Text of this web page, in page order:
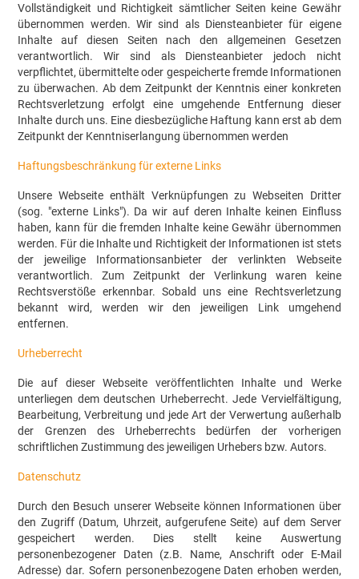
Vollständigkeit und Richtigkeit sämtlicher Seiten keine Gewähr
übernommen werden. Wir sind als Diensteanbieter für eigene
Inhalte auf diesen Seiten nach den allgemeinen Gesetzen
verantwortlich. Wir sind als Diensteanbieter jedoch nicht
verpflichtet, übermittelte oder gespeicherte fremde Informationen
zu überwachen. Ab dem Zeitpunkt der Kenntnis einer konkreten
Rechtsverletzung erfolgt eine umgehende Entfernung dieser
Inhalte durch uns. Eine diesbezügliche Haftung kann erst ab dem
Zeitpunkt der Kenntniserlangung übernommen werden
Haftungsbeschränkung für externe Links
Unsere Webseite enthält Verknüpfungen zu Webseiten Dritter
(sog. "externe Links"). Da wir auf deren Inhalte keinen Einfluss
haben, kann für die fremden Inhalte keine Gewähr übernommen
werden. Für die Inhalte und Richtigkeit der Informationen ist stets
der jeweilige Informationsanbieter der verlinkten Webseite
verantwortlich. Zum Zeitpunkt der Verlinkung waren keine
Rechtsverstöße erkennbar. Sobald uns eine Rechtsverletzung
bekannt wird, werden wir den jeweiligen Link umgehend
entfernen.
Urheberrecht
Die auf dieser Webseite veröffentlichten Inhalte und Werke
unterliegen dem deutschen Urheberrecht. Jede Vervielfältigung,
Bearbeitung, Verbreitung und jede Art der Verwertung außerhalb
der Grenzen des Urheberrechts bedürfen der vorherigen
schriftlichen Zustimmung des jeweiligen Urhebers bzw. Autors.
Datenschutz
Durch den Besuch unserer Webseite können Informationen über
den Zugriff (Datum, Uhrzeit, aufgerufene Seite) auf dem Server
gespeichert werden. Dies stellt keine Auswertung
personenbezogener Daten (z.B. Name, Anschrift oder E-Mail
Adresse) dar. Sofern personenbezogene Daten erhoben werden,